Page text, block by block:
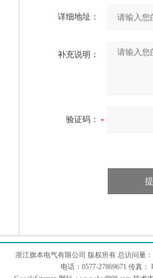
详细地址：
补充说明：
验证码：
浙江旗本电气有限公司 版权所有 总访问量：
电话：0577-27869671 传真